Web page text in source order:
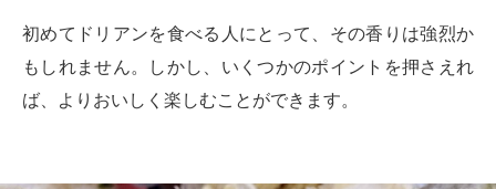
初めてドリアンを食べる人にとって、その香りは強烈か
もしれません。しかし、いくつかのポイントを押さえれ
ば、よりおいしく楽しむことができます。